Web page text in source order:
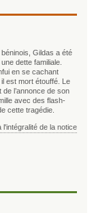
Gildas a été
dette familiale.
en se cachant
est mort étouffé. Le
l’annonce de son
avec des flash-
cette tragédie.
l'intégralité de la notice